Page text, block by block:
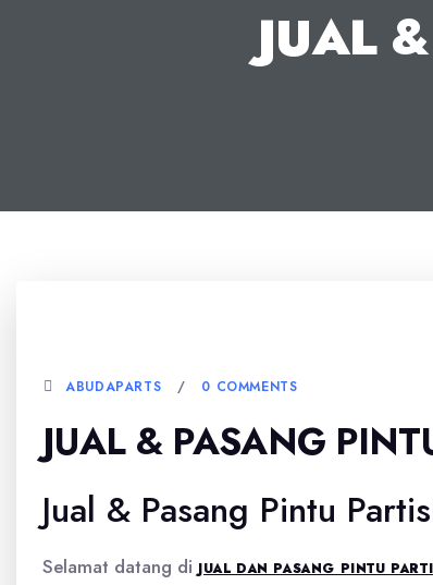
JUAL
ABUDAPARTS 0 COMMENTS
JUAL & PASANG
Jual & Pasang Pintu
Selamat datang diJUAL DAN PASANG PINTU